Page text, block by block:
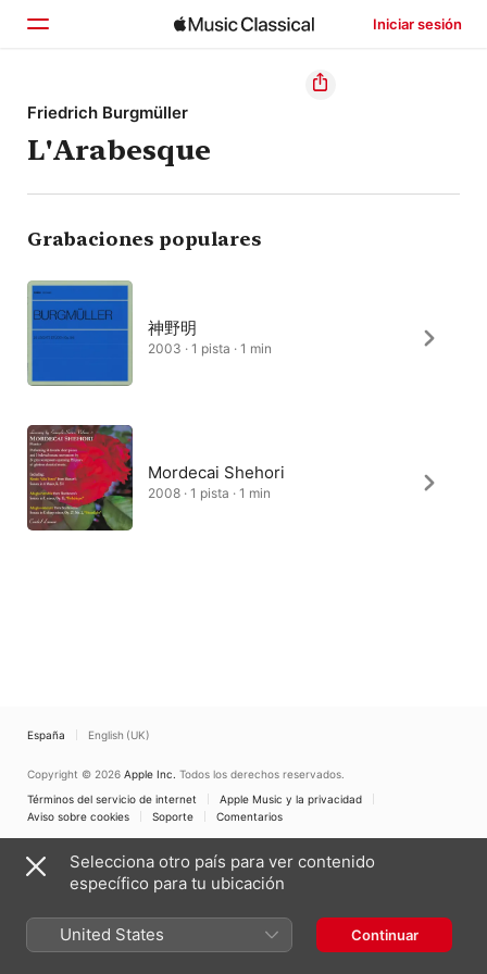
Iniciar sesión
Inicio
Explorar
Buscar
Friedrich Burgmüller
L'Arabesque
Grabaciones populares
神野明
2003 · 1 pista · 1 min
Mordecai Shehori
2008 · 1 pista · 1 min
España English (UK)
Copyright © 2026 Apple Inc. Todos los derechos reservados.
Términos del servicio de internet
Apple Music y la privacidad
Aviso sobre cookies
Soporte Comentarios
Selecciona otro país para ver contenido
específico para tu ubicación
United States Continuar